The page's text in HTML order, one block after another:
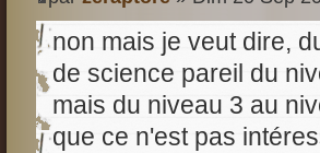
non mais je veut dire,
de science pareil du
mais du niveau 3 au
que ce n'est pas